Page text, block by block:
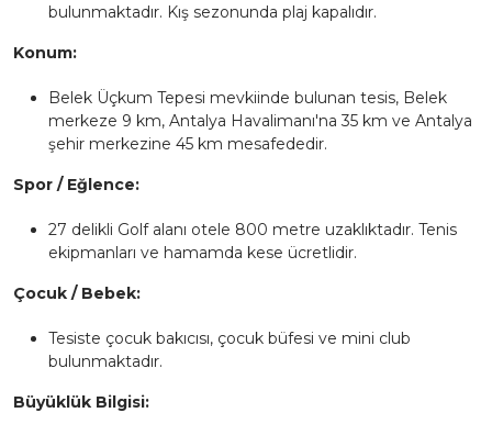
bulunmaktadır. Kış sezonunda plaj kapalıdır.
Konum:
Belek Üçkum Tepesi mevkiinde bulunan tesis, Belek
merkeze 9 km, Antalya Havalimanı'na 35 km ve Antalya
şehir merkezine 45 km mesafededir.
Spor / Eğlence:
27 delikli Golf alanı otele 800 metre uzaklıktadır. Tenis
ekipmanları ve hamamda kese ücretlidir.
Çocuk / Bebek:
Tesiste çocuk bakıcısı, çocuk büfesi ve mini club
bulunmaktadır.
Büyüklük Bilgisi: